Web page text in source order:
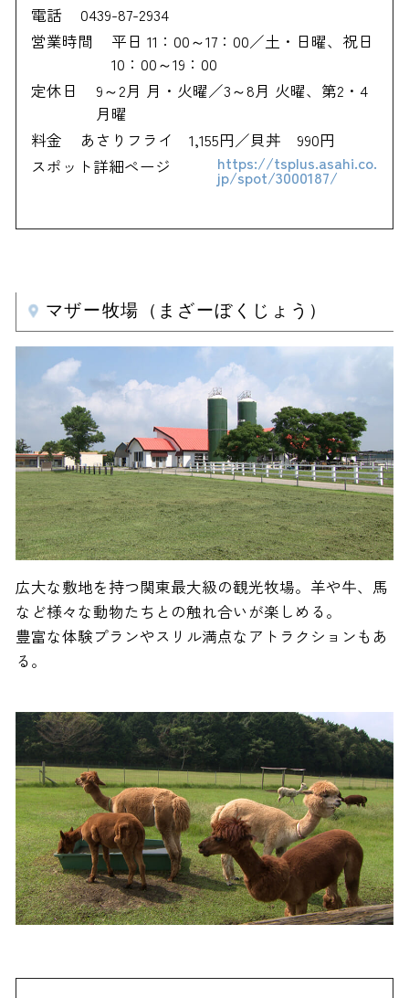
電話
0439-87-2934
営業時間
平日 11：00～17：00／土・日曜、祝日
10：00～19：00
定休日
9～2月 月・火曜／3～8月 火曜、第2・4
月曜
料金
あさりフライ 1,155円／貝丼 990円
スポット詳細ページ
https://tsplus.asahi.co.
jp/spot/3000187/
マザー牧場（まざーぼくじょう）
広大な敷地を持つ関東最大級の観光牧場。羊や牛、馬
など様々な動物たちとの触れ合いが楽しめる。
豊富な体験プランやスリル満点なアトラクションもあ
る。